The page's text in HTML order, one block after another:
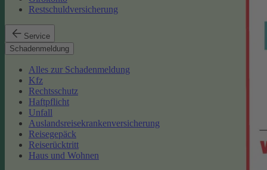
Restschuldversicherung
Service
Schadenmeldung
Alles zur Schadenmeldung
Kfz
Rechtsschutz
Haftpflicht
Unfall
Auslandsreisekrankenversicherung
Reisegepäck
Reiserücktritt
Haus und Wohnen